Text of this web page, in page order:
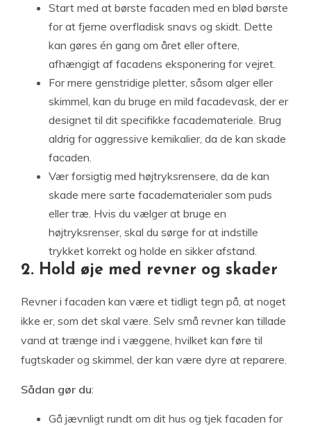
Start med at børste facaden med en blød børste
for at fjerne overfladisk snavs og skidt. Dette
kan gøres én gang om året eller oftere,
afhængigt af facadens eksponering for vejret.
For mere genstridige pletter, såsom alger eller
skimmel, kan du bruge en mild facadevask, der er
designet til dit specifikke facademateriale. Brug
aldrig for aggressive kemikalier, da de kan skade
facaden.
Vær forsigtig med højtryksrensere, da de kan
skade mere sarte facadematerialer som puds
eller træ. Hvis du vælger at bruge en
højtryksrenser, skal du sørge for at indstille
trykket korrekt og holde en sikker afstand.
2. Hold øje med revner og skader
Revner i facaden kan være et tidligt tegn på, at noget
ikke er, som det skal være. Selv små revner kan tillade
vand at trænge ind i væggene, hvilket kan føre til
fugtskader og skimmel, der kan være dyre at reparere.
Sådan gør du:
Gå jævnligt rundt om dit hus og tjek facaden for